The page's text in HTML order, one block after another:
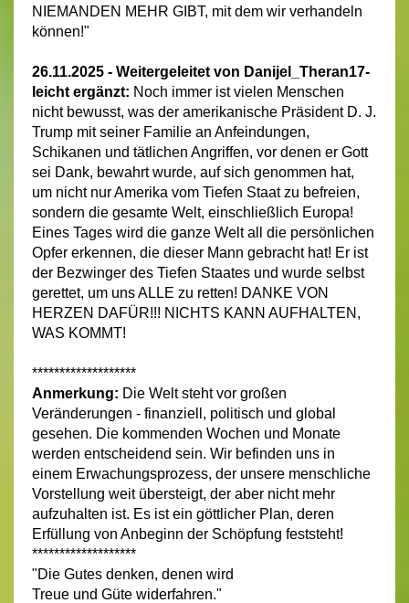
NIEMANDEN MEHR GIBT, mit dem wir verhandeln
können!"
26.11.2025 - Weitergeleitet von Danijel_Theran17-
leicht ergänzt: Noch immer ist vielen Menschen
nicht bewusst, was der amerikanische Präsident D. J.
Trump mit seiner Familie an Anfeindungen,
Schikanen und tätlichen Angriffen, vor denen er Gott
sei Dank, bewahrt wurde, auf sich genommen hat,
um nicht nur Amerika vom Tiefen Staat zu befreien,
sondern die gesamte Welt, einschließlich Europa!
Eines Tages wird die ganze Welt all die persönlichen
Opfer erkennen, die dieser Mann gebracht hat! Er ist
der Bezwinger des Tiefen Staates und wurde selbst
gerettet, um uns ALLE zu retten! DANKE VON
HERZEN DAFÜR!!! NICHTS KANN AUFHALTEN,
WAS KOMMT!
*******************
Anmerkung: Die Welt steht vor großen
Veränderungen - finanziell, politisch und global
gesehen. Die kommenden Wochen und Monate
werden entscheidend sein. Wir befinden uns in
einem Erwachungsprozess, der unsere menschliche
Vorstellung weit übersteigt, der aber nicht mehr
aufzuhalten ist. Es ist ein göttlicher Plan, deren
Erfüllung von Anbeginn der Schöpfung feststeht!
*******************
"Die Gutes denken, denen wird
Treue und Güte widerfahren."